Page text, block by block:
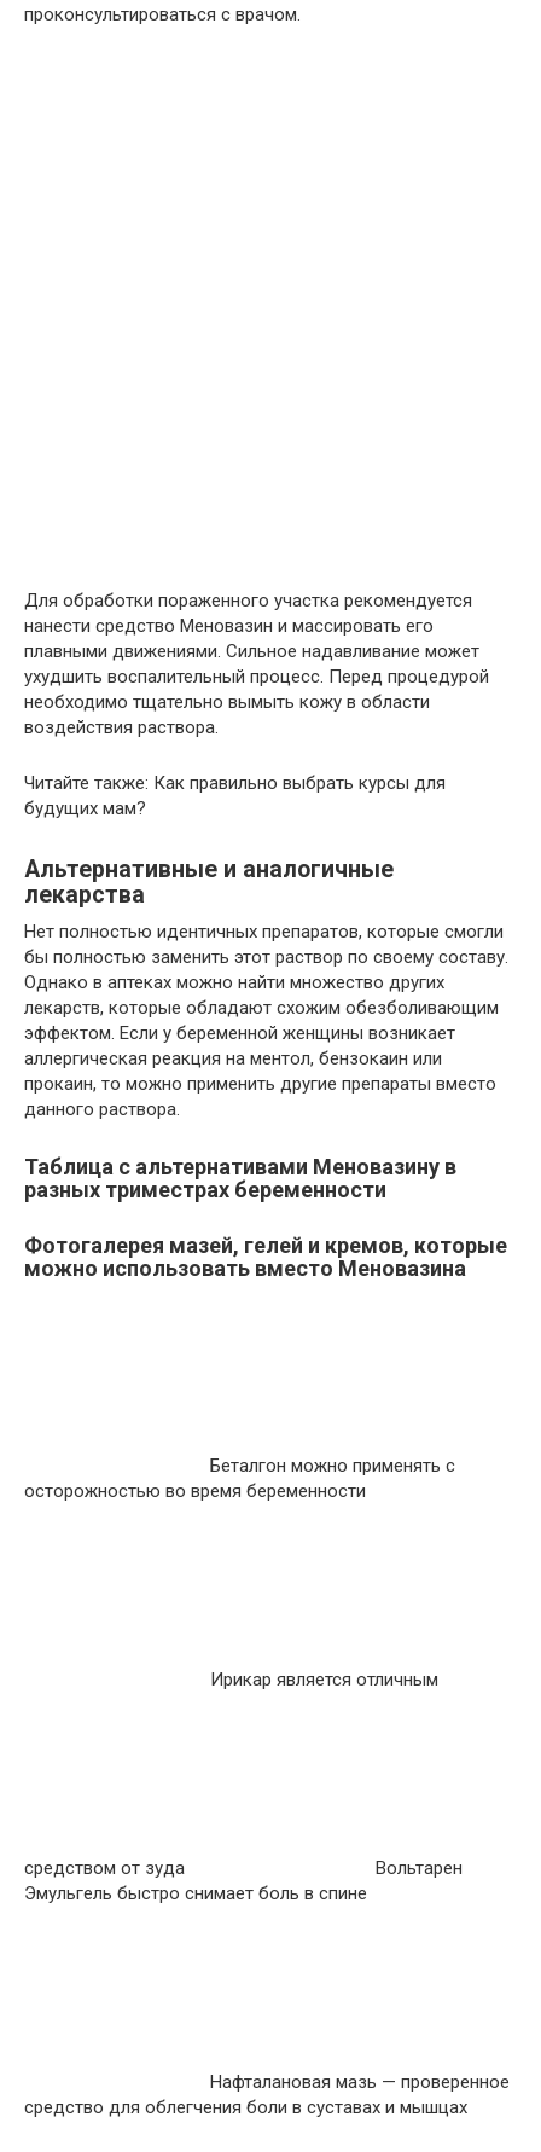
проконсультироваться с врачом.
Для обработки пораженного участка рекомендуется
нанести средство Меновазин и массировать его
плавными движениями. Сильное надавливание может
ухудшить воспалительный процесс. Перед процедурой
необходимо тщательно вымыть кожу в области
воздействия раствора.
Читайте также: Как правильно выбрать курсы для
будущих мам?
Альтернативные и аналогичные
лекарства
Нет полностью идентичных препаратов, которые смогли
бы полностью заменить этот раствор по своему составу.
Однако в аптеках можно найти множество других
лекарств, которые обладают схожим обезболивающим
эффектом. Если у беременной женщины возникает
аллергическая реакция на ментол, бензокаин или
прокаин, то можно применить другие препараты вместо
данного раствора.
Таблица с альтернативами Меновазину в
разных триместрах беременности
Фотогалерея мазей, гелей и кремов, которые
можно использовать вместо Меновазина
Беталгон можно применять с
осторожностью во время беременности
Ирикар является отличным
средством от зуда
Вольтарен
Эмульгель быстро снимает боль в спине
Нафталановая мазь — проверенное
средство для облегчения боли в суставах и мышцах